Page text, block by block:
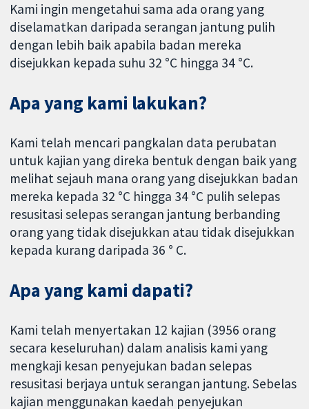
Kami ingin mengetahui sama ada orang yang
diselamatkan daripada serangan jantung pulih
dengan lebih baik apabila badan mereka
disejukkan kepada suhu 32 °C hingga 34 °C.
Apa yang kami lakukan?
Kami telah mencari pangkalan data perubatan
untuk kajian yang direka bentuk dengan baik yang
melihat sejauh mana orang yang disejukkan badan
mereka kepada 32 °C hingga 34 °C pulih selepas
resusitasi selepas serangan jantung berbanding
orang yang tidak disejukkan atau tidak disejukkan
kepada kurang daripada 36 ° C.
Apa yang kami dapati?
Kami telah menyertakan 12 kajian (3956 orang
secara keseluruhan) dalam analisis kami yang
mengkaji kesan penyejukan badan selepas
resusitasi berjaya untuk serangan jantung. Sebelas
kajian menggunakan kaedah penyejukan